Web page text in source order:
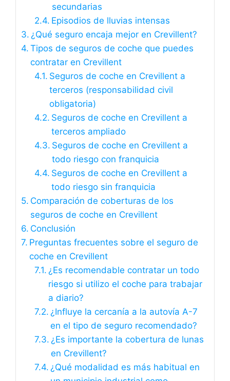
secundarias
Episodios de lluvias intensas
¿Qué seguro encaja mejor en Crevillent?
Tipos de seguros de coche que puedes
contratar en Crevillent
Seguros de coche en Crevillent a
terceros (responsabilidad civil
obligatoria)
Seguros de coche en Crevillent a
terceros ampliado
Seguros de coche en Crevillent a
todo riesgo con franquicia
Seguros de coche en Crevillent a
todo riesgo sin franquicia
Comparación de coberturas de los
seguros de coche en Crevillent
Conclusión
Preguntas frecuentes sobre el seguro de
coche en Crevillent
¿Es recomendable contratar un todo
riesgo si utilizo el coche para trabajar
a diario?
¿Influye la cercanía a la autovía A-7
en el tipo de seguro recomendado?
¿Es importante la cobertura de lunas
en Crevillent?
¿Qué modalidad es más habitual en